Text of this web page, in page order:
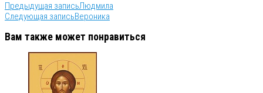
Предыдущая записьЛюдмила
Следующая записьВероника
Вам также может понравиться